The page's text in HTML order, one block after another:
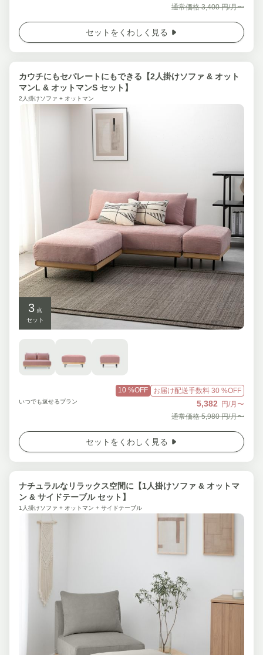
通常価格 3,400 円/月〜
セットをくわしく見る
カウチにもセパレートにもできる【2人掛けソファ & オット
マンL & オットマンS セット】
2人掛けソファ + オットマン
3点
セット
10 %OFF お届け配送手数料 30 %OFF
いつでも返せるプラン 5,382
円/月〜
通常価格 5,980 円/月〜
セットをくわしく見る
ナチュラルなリラックス空間に【1人掛けソファ & オットマ
ン & サイドテーブル セット】
1人掛けソファ + オットマン + サイドテーブル